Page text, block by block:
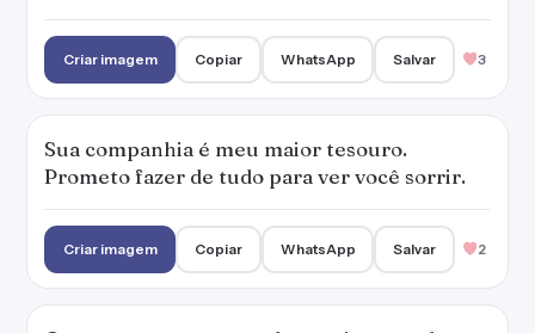
Criar imagem Copiar WhatsApp Salvar 3
Sua companhia é meu maior tesouro.
Prometo fazer de tudo para ver você sorrir.
Criar imagem Copiar WhatsApp Salvar 2